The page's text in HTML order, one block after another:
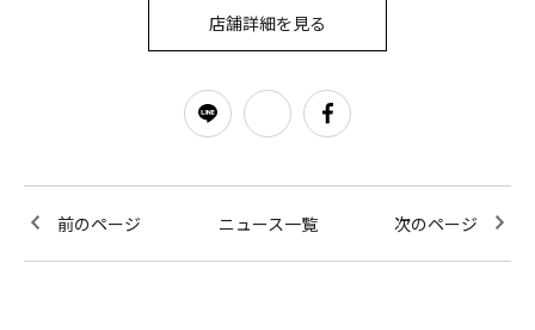
店舗詳細を見る
前のページ ニュース一覧 次のページ